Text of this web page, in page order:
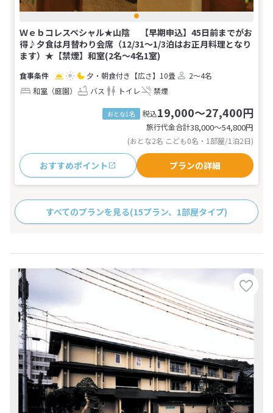
Ｗｅｂコレスペシャル★山陰 【早期申込】45日前までがお
得♪夕食は月替わり会席（12/31～1/3泊はお正月料理となり
ます）★【禁煙】和室(2名～4名1室)
夕・朝食付き 【広さ】10畳
2～4名
和室（庭園）
バス トイレ 禁煙
おとな1名 税込19,000～27,400円
旅行代金合計38,000〜54,800円
(おとな2名 こども0名・1部屋/1泊2日)
おすすめポイント プランの詳細
すべてのプランを見る(15プラン、1部屋タイプ)